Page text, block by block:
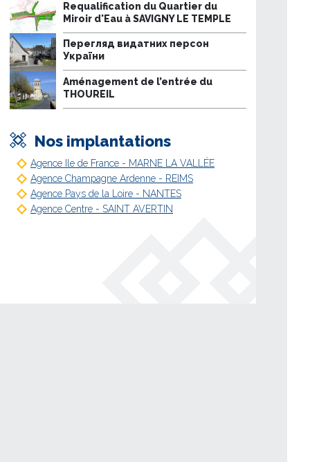
Requalification du Quartier du
Miroir d'Eau à SAVIGNY LE TEMPLE
Перегляд видатних персон
України
Aménagement de l’entrée du
THOUREIL
Nos implantations
Agence Ile de France - MARNE LA VALLÉE
Agence Champagne Ardenne - REIMS
Agence Pays de la Loire - NANTES
Agence Centre - SAINT AVERTIN